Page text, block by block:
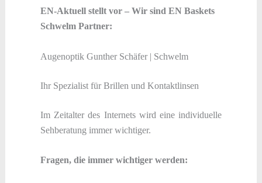
EN-Aktuell stellt vor – Wir sind EN Baskets
Schwelm Partner:
Augenoptik Gunther Schäfer | Schwelm
Ihr Spezialist für Brillen und Kontaktlinsen
Im Zeitalter des Internets wird eine individuelle
Sehberatung immer wichtiger.
Fragen, die immer wichtiger werden: